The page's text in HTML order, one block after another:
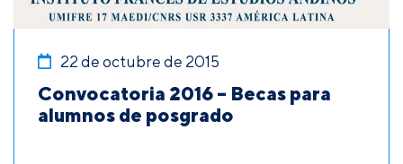
22 de octubre de 2015
Convocatoria 2016 – Becas para
alumnos de posgrado